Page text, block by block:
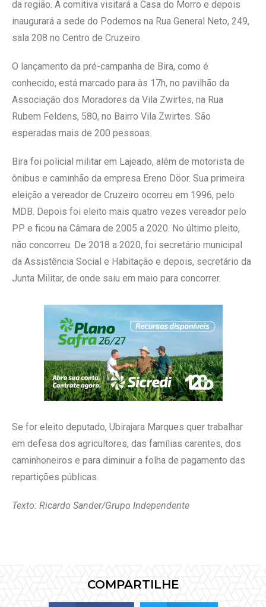
da região. A comitiva visitará a Casa do Morro e depois
inaugurará a sede do Podemos na Rua General Neto, 249,
sala 208 no Centro de Cruzeiro.
O lançamento da pré-campanha de Bira, como é
conhecido, está marcado para às 17h, no pavilhão da
Associação dos Moradores da Vila Zwirtes, na Rua
Rubem Feldens, 580, no Bairro Vila Zwirtes. São
esperadas mais de 200 pessoas.
Bira foi policial militar em Lajeado, além de motorista de
ônibus e caminhão da empresa Ereno Döor. Sua primeira
eleição a vereador de Cruzeiro ocorreu em 1996, pelo
MDB. Depois foi eleito mais quatro vezes vereador pelo
PP e ficou na Câmara de 2005 a 2020. No último pleito,
não concorreu. De 2018 a 2020, foi secretário municipal
da Assistência Social e Habitação e depois, secretário da
Junta Militar, de onde saiu em maio para concorrer.
Se for eleito deputado, Ubirajara Marques quer trabalhar
em defesa dos agricultores, das famílias carentes, dos
caminhoneiros e para diminuir a folha de pagamento das
repartições públicas.
Texto: Ricardo Sander/Grupo Independente
COMPARTILHE